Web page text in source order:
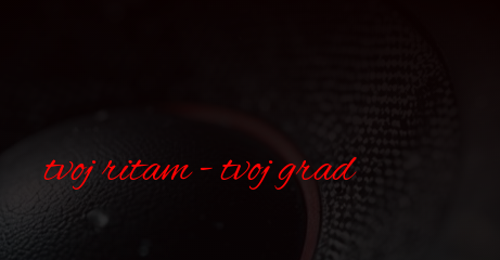
tvoj ritam - tvoj grad